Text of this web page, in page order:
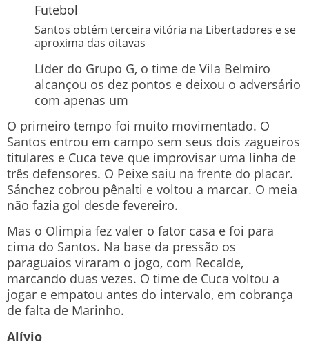
Futebol
Santos obtém terceira vitória na Libertadores e se
aproxima das oitavas
Líder do Grupo G, o time de Vila Belmiro
alcançou os dez pontos e deixou o adversário
com apenas um
O primeiro tempo foi muito movimentado. O
Santos entrou em campo sem seus dois zagueiros
titulares e Cuca teve que improvisar uma linha de
três defensores. O Peixe saiu na frente do placar.
Sánchez cobrou pênalti e voltou a marcar. O meia
não fazia gol desde fevereiro.
Mas o Olimpia fez valer o fator casa e foi para
cima do Santos. Na base da pressão os
paraguaios viraram o jogo, com Recalde,
marcando duas vezes. O time de Cuca voltou a
jogar e empatou antes do intervalo, em cobrança
de falta de Marinho.
Alívio